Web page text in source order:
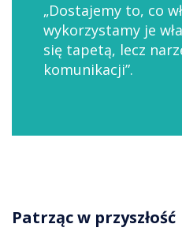
„Dostajemy to, co
wykorzystamy je
się tapetą, lecz
komunikacji”.
Patrząc w przyszłość